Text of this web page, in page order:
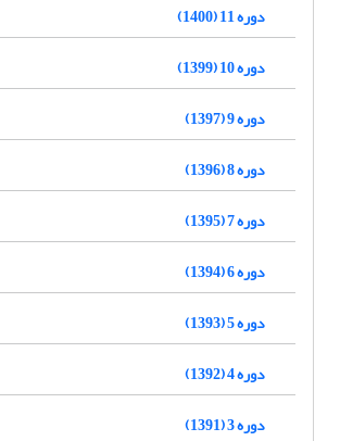
دوره 11 (1400)
دوره 10 (1399)
دوره 9 (1397)
دوره 8 (1396)
دوره 7 (1395)
دوره 6 (1394)
دوره 5 (1393)
دوره 4 (1392)
دوره 3 (1391)